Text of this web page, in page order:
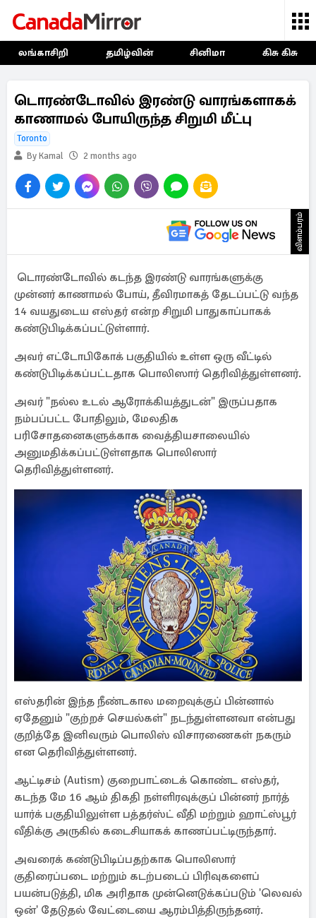
லங்காசிறி தமிழ்வின் சினிமா கிசு கிசு
டொரண்டோவில் இரண்டு வாரங்களாகக்
காணாமல் போயிருந்த சிறுமி மீட்பு
Toronto
By Kamal
2 months ago
விளம்பரம்
டொரண்டோவில் கடந்த இரண்டு வாரங்களுக்கு
முன்னர் காணாமல் போய், தீவிரமாகத் தேடப்பட்டு வந்த
14 வயதுடைய எஸ்தர் என்ற சிறுமி பாதுகாப்பாகக்
கண்டுபிடிக்கப்பட்டுள்ளார்.
அவர் எட்டோபிகோக் பகுதியில் உள்ள ஒரு வீட்டில்
கண்டுபிடிக்கப்பட்டதாக பொலிஸார் தெரிவித்துள்ளனர்.
அவர் "நல்ல உடல் ஆரோக்கியத்துடன்" இருப்பதாக
நம்பப்பட்ட போதிலும், மேலதிக
பரிசோதனைகளுக்காக வைத்தியசாலையில்
அனுமதிக்கப்பட்டுள்ளதாக பொலிஸார்
தெரிவித்துள்ளனர்.
எஸ்தரின் இந்த நீண்டகால மறைவுக்குப் பின்னால்
ஏதேனும் "குற்றச் செயல்கள்" நடந்துள்ளனவா என்பது
குறித்தே இனிவரும் பொலிஸ் விசாரணைகள் நகரும்
என தெரிவித்துள்ளனர்.
ஆட்டிசம் (Autism) குறைபாட்டைக் கொண்ட எஸ்தர்,
கடந்த மே 16 ஆம் திகதி நள்ளிரவுக்குப் பின்னர் நார்த்
யார்க் பகுதியிலுள்ள பத்தர்ஸ்ட் வீதி மற்றும் ஹாட்ஸ்பூர்
வீதிக்கு அருகில் கடைசியாகக் காணப்பட்டிருந்தார்.
அவரைக் கண்டுபிடிப்பதற்காக பொலிஸார்
குதிரைப்படை மற்றும் கடற்படைப் பிரிவுகளைப்
பயன்படுத்தி, மிக அரிதாக முன்னெடுக்கப்படும் 'லெவல்
ஒன்' தேடுதல் வேட்டையை ஆரம்பித்திருந்தனர்.